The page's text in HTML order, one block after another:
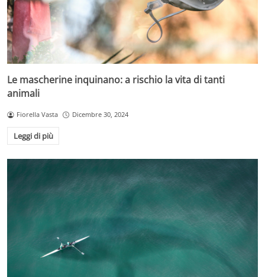
Le mascherine inquinano: a rischio la vita di tanti
animali
Fiorella Vasta Dicembre 30, 2024
Leggi di più